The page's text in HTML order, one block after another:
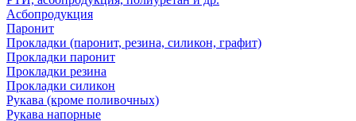
Асбопродукция
Паронит
Прокладки (паронит, резина, силикон, графит)
Прокладки паронит
Прокладки резина
Прокладки силикон
Рукава (кроме поливочных)
Рукава напорные